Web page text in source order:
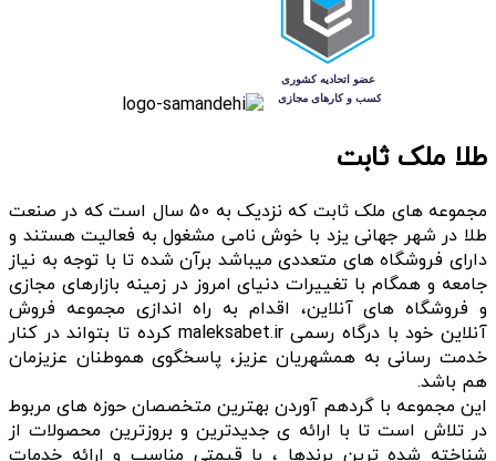
طلا ملک ثابت
مجموعه های ملک ثابت که نزدیک به 50 سال است که در صنعت
طلا در شهر جهانی یزد با خوش نامی مشغول به فعالیت هستند و
دارای فروشگاه های متعددی میباشد برآن شده تا با توجه به نیاز
جامعه و همگام با تغییرات دنیای امروز در زمینه بازارهای مجازی
و فروشگاه های آنلاین، اقدام به راه اندازی مجموعه فروش
آنلاین خود با درگاه رسمی maleksabet.ir کرده تا بتواند در کنار
خدمت رسانی به همشهریان عزیز، پاسخگوی هموطنان عزیزمان
هم باشد.
این مجموعه با گردهم آوردن بهترین متخصصان حوزه های مربوط
در تلاش است تا با ارائه ی جدیدترین و بروزترین محصولات از
شناخته شده ترین برندها ، با قیمتی مناسب و ارائه خدمات